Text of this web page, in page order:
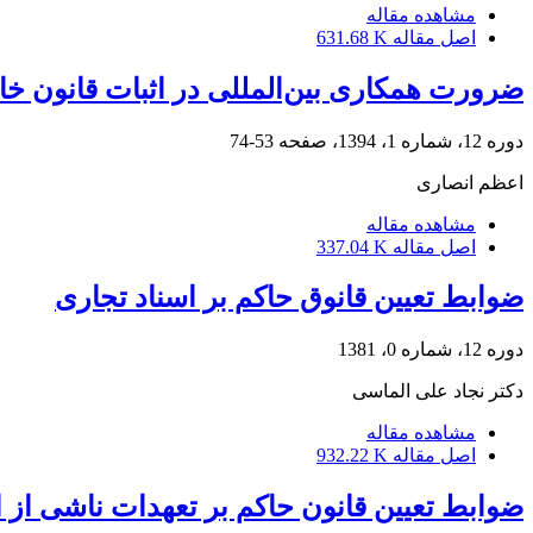
مشاهده مقاله
اصل مقاله 631.68 K
ضرورت همکاری‌ بین‌المللی در اثبات قانون
دوره 12، شماره 1، 1394، صفحه 53-74
اعظم انصاری
مشاهده مقاله
اصل مقاله 337.04 K
ضوابط تعیین قانوق حاکم بر اسناد تجاری
دوره 12، شماره 0، 1381
دکتر نجاد علی الماسی
مشاهده مقاله
اصل مقاله 932.22 K
ضوابط تعیین قانون حاکم بر تعهدات ناشی از